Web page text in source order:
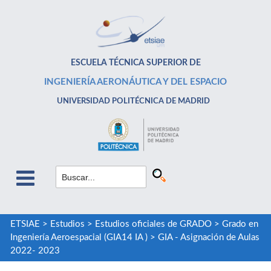
ESCUELA TÉCNICA SUPERIOR DE
INGENIERÍA AERONÁUTICA Y DEL ESPACIO
UNIVERSIDAD POLITÉCNICA DE MADRID
ETSIAE > Estudios > Estudios oficiales de GRADO> Grado en
Ingeniería Aeroespacial (GIA14 IA )> GIA - Asignación de Aulas
2022- 2023